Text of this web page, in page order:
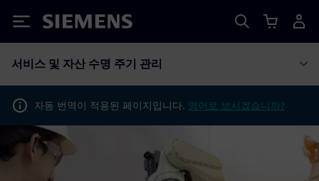
Siemens
서비스 및 자산 수명 주기 관리
자동 번역이 적용된 페이지입니다. 영어로 보시겠습니까?